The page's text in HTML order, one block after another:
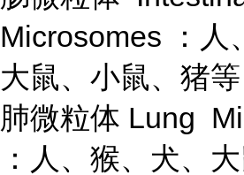
Microsomes ：人
大鼠、小鼠、猪等
肺微粒体 Lung
：人、猴、犬、